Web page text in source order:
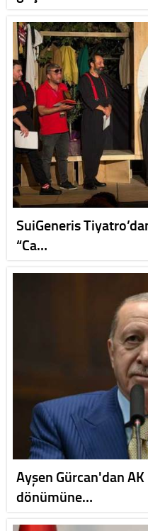
SuiGeneris
“Ca…
Ayşen Gürcan'dan
dönümüne…